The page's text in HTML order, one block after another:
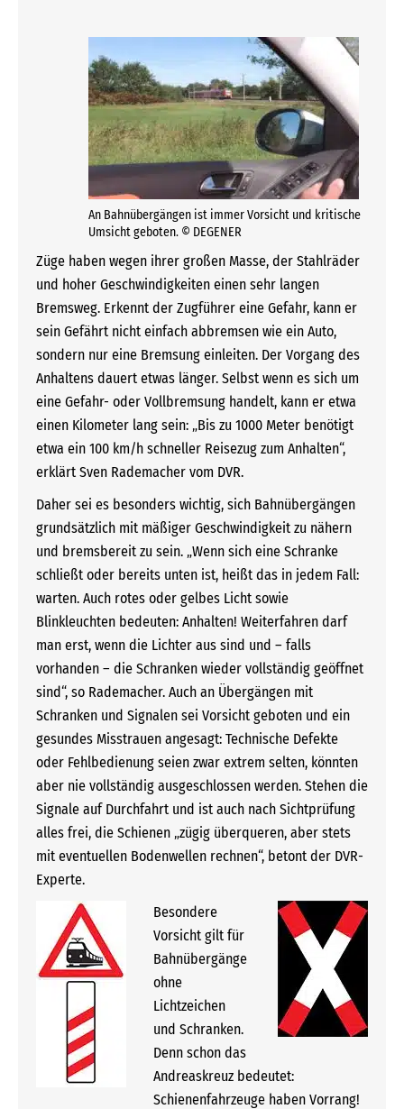
An Bahnübergängen ist immer Vorsicht und kritische
Umsicht geboten. © DEGENER
Züge haben wegen ihrer großen Masse, der Stahlräder
und hoher Geschwindigkeiten einen sehr langen
Bremsweg. Erkennt der Zugführer eine Gefahr, kann er
sein Gefährt nicht einfach abbremsen wie ein Auto,
sondern nur eine Bremsung einleiten. Der Vorgang des
Anhaltens dauert etwas länger. Selbst wenn es sich um
eine Gefahr- oder Vollbremsung handelt, kann er etwa
einen Kilometer lang sein: „Bis zu 1000 Meter benötigt
etwa ein 100 km/h schneller Reisezug zum Anhalten“,
erklärt Sven Rademacher vom DVR.
Daher sei es besonders wichtig, sich Bahnübergängen
grundsätzlich mit mäßiger Geschwindigkeit zu nähern
und bremsbereit zu sein. „Wenn sich eine Schranke
schließt oder bereits unten ist, heißt das in jedem Fall:
warten. Auch rotes oder gelbes Licht sowie
Blinkleuchten bedeuten: Anhalten! Weiterfahren darf
man erst, wenn die Lichter aus sind und – falls
vorhanden – die Schranken wieder vollständig geöffnet
sind“, so Rademacher. Auch an Übergängen mit
Schranken und Signalen sei Vorsicht geboten und ein
gesundes Misstrauen angesagt: Technische Defekte
oder Fehlbedienung seien zwar extrem selten, könnten
aber nie vollständig ausgeschlossen werden. Stehen die
Signale auf Durchfahrt und ist auch nach Sichtprüfung
alles frei, die Schienen „zügig überqueren, aber stets
mit eventuellen Bodenwellen rechnen“, betont der DVR-
Experte.
Besondere
Vorsicht gilt für
Bahnübergänge
ohne
Lichtzeichen
und Schranken.
Denn schon das
Andreaskreuz bedeutet:
Schienenfahrzeuge haben Vorrang!